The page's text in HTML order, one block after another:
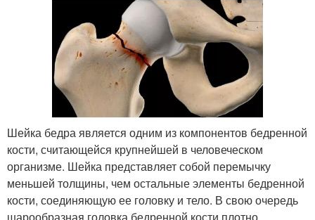
Шейка бедра является одним из компонентов бедренной
кости, считающейся крупнейшей в человеческом
организме. Шейка представляет собой перемычку
меньшей толщины, чем остальные элементы бедренной
кости, соединяющую ее головку и тело. В свою очередь
шарообразная головка бедренной кости плотно